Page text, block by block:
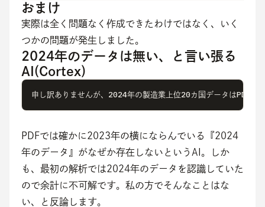
おまけ
実際は全く問題なく作成できたわけではなく、いく
つかの問題が発生しました。
2024年のデータは無い、と言い張る
AI(Cortex)
申し訳ありませんが、2024年の製造業上位20カ国データはPDF
PDFでは確かに2023年の横にならんでいる『2024
年のデータ』がなぜか存在しないというAI。しか
も、最初の解析では2024年のデータを認識していた
ので余計に不可解です。私の方でそんなことはな
い、と反論します。